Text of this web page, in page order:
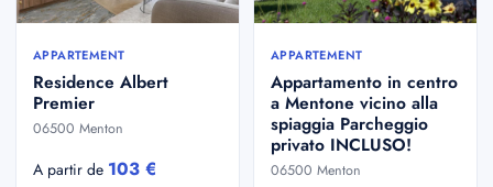
APPARTEMENT
Residence Albert
Premier
06500 Menton
A partir de 103 €
APPARTEMENT
Appartamento in centro
a Mentone vicino alla
spiaggia Parcheggio
privato INCLUSO!
06500 Menton